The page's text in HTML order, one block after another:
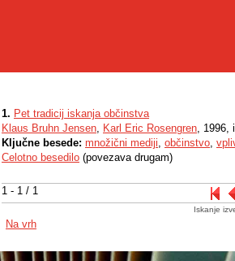
1 - 1 / 1
1. Pet tradicij iskanja občinstva
Klaus Bruhn Jensen, Karl Eric Rosengren, 1996,
Ključne besede: množični mediji, občinstvo,
Celotno besedilo (povezava drugam)
Iskanje
Na vrh